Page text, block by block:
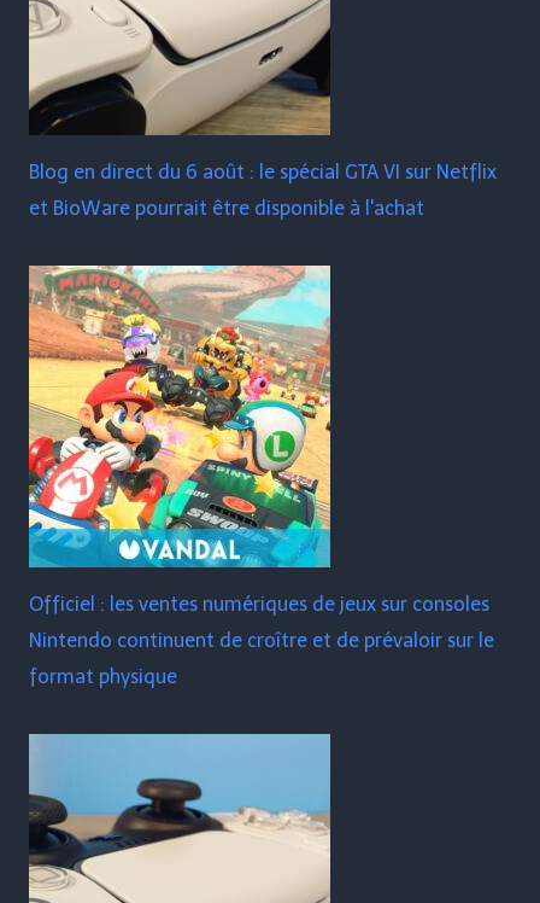
Blog en direct du 6 août : le spécial GTA VI sur Netflix
et BioWare pourrait être disponible à l'achat
Officiel : les ventes numériques de jeux sur consoles
Nintendo continuent de croître et de prévaloir sur le
format physique